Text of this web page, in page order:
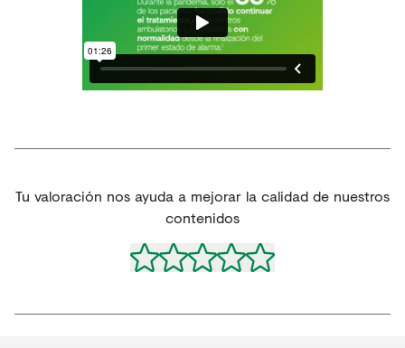
Tu valoración nos ayuda a mejorar la calidad de nuestros
contenidos